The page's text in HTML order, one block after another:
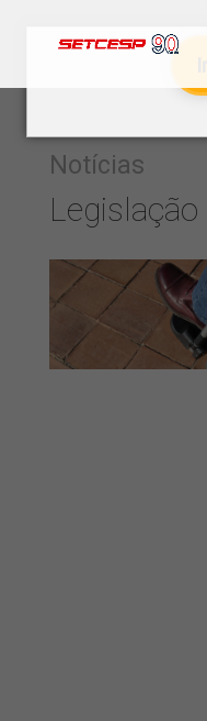
Notícias
Legislação